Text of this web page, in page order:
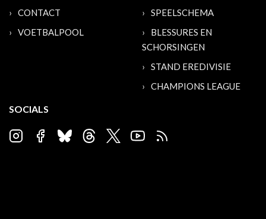
CONTACT
VOETBALPOOL
SPEELSCHEMA
BLESSURES EN
SCHORSINGEN
STAND EREDIVISIE
CHAMPIONS LEAGUE
SOCIALS